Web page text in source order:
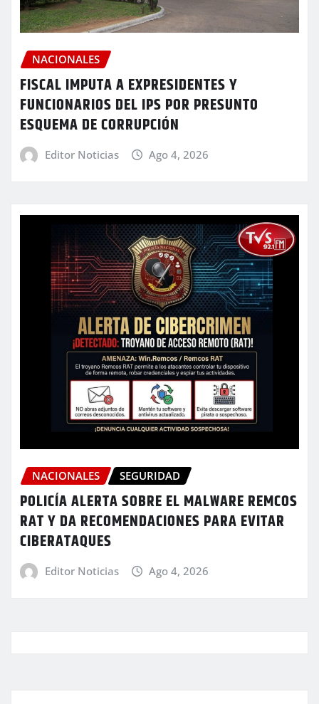
NACIONALES
FISCAL IMPUTA A EXPRESIDENTES Y
FUNCIONARIOS DEL IPS POR PRESUNTO
ESQUEMA DE CORRUPCIÓN
Editor Noticias Ago 4, 2026
NACIONALES SEGURIDAD
POLICÍA ALERTA SOBRE EL MALWARE REMCOS
RAT Y DA RECOMENDACIONES PARA EVITAR
CIBERATAQUES
Editor Noticias Ago 4, 2026